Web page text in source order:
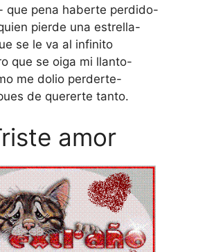
que pena haberte perdido-
pierde una estrella-
se le va al infinito
que se oiga mi llanto-
me dolio perderte-
de quererte tanto.
amor